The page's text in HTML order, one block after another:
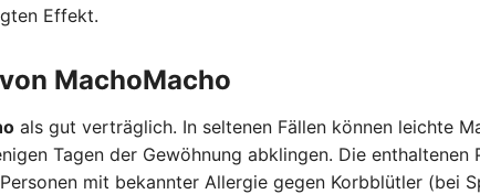
Effekt.
MachoMacho
als gut verträglich. In seltenen Fällen können leichte
Tagen der Gewöhnung abklingen. Die
mit bekannter Allergie gegen Korbblütler (bei